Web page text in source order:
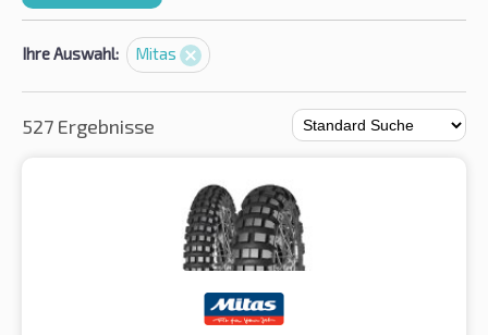
Ihre Auswahl: Mitas
527 Ergebnisse